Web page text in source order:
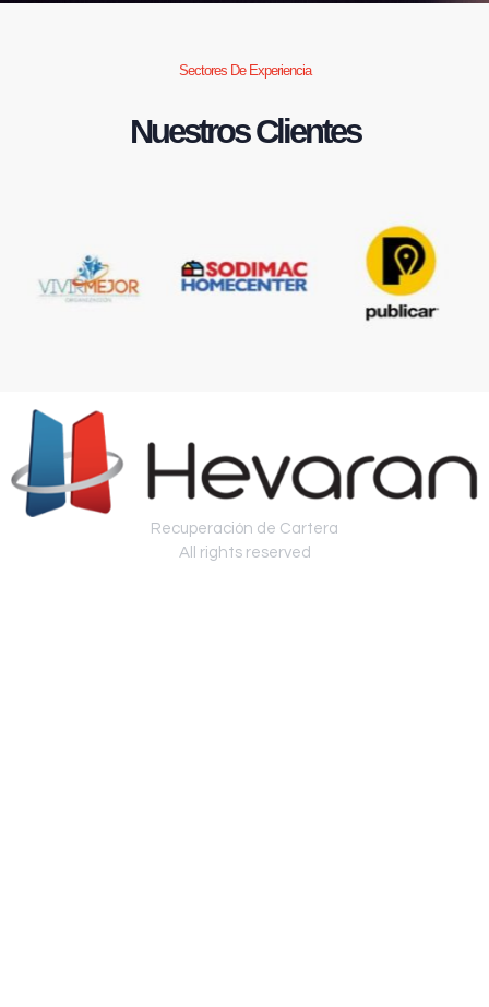
Sectores De Experiencia
Nuestros Clientes
Recuperación de Cartera
All rights reserved